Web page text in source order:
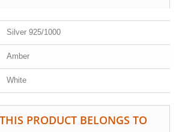
Silver 925/1000
Amber
White
PRODUCT BELONGS TO